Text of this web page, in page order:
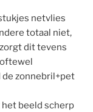
netvlies
totaal niet,
dit tevens
zonnebril+pet
het beeld scherp